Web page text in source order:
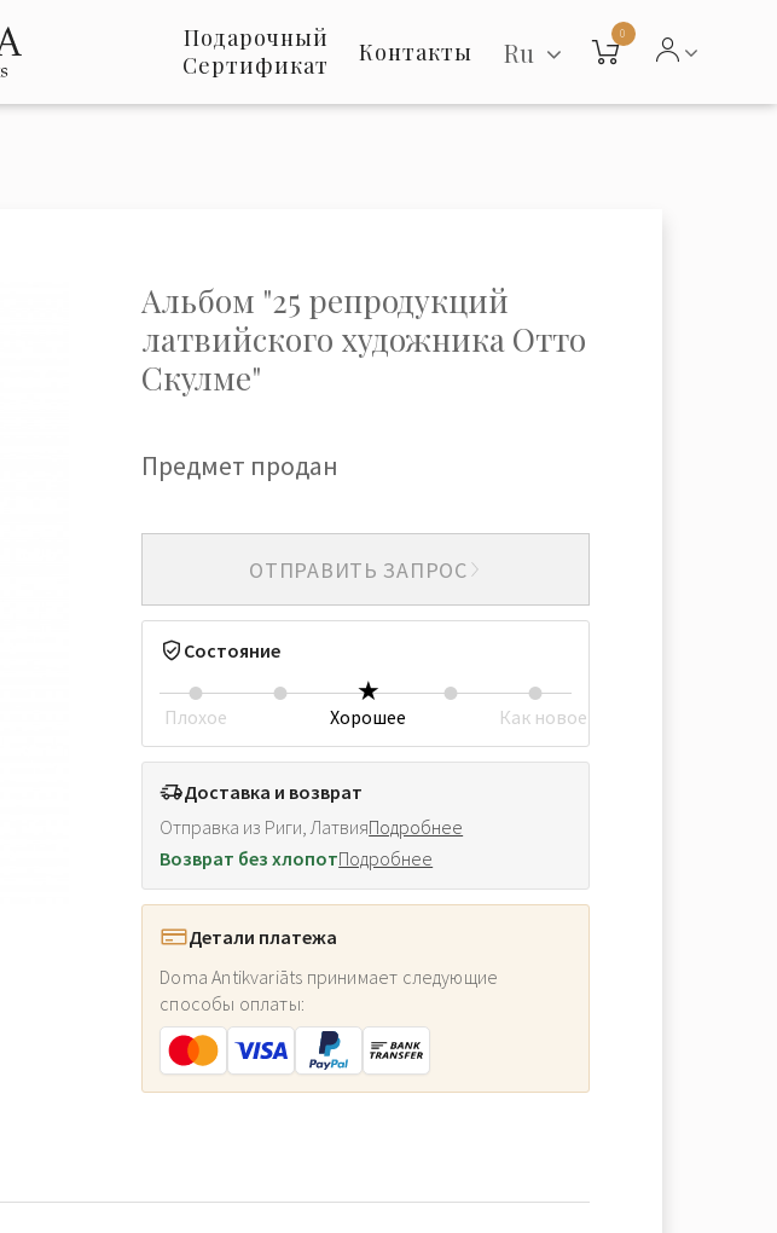
Подарочный
Сертификат
Контакты Ru
0
Альбом "25 репродукций
латвийского художника Отто
Скулме"
Предмет продан
ОТПРАВИТЬ ЗАПРОС
Состояние
Плохое Хорошее Как новое
Доставка и возврат
Отправка из Риги, ЛатвияПодробнее
Возврат без хлопотПодробнее
Детали платежа
Doma Antikvariāts принимает следующие
способы оплаты: